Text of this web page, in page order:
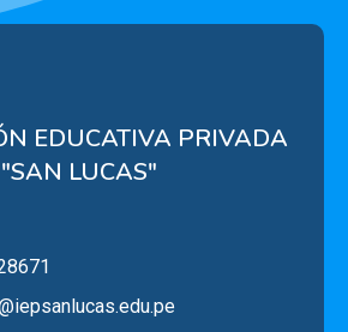
EDUCATIVA PRIVADA
"SAN LUCAS"